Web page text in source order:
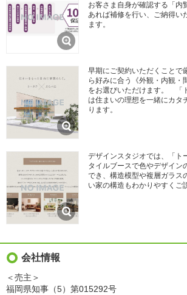
お客さま自身が確認する「内
あれば補修を行い、ご納得い
ます。
早期にご契約いただくことで
ら好みに合う《外観・内観・
をお選びいただけます。 「
は住まいの理想を一緒にカタ
ります。
デザインスタジオでは、「ト
タイルブースで色やデザイン
でき、構造模型や複層ガラス
い家の構造もわかりやすくご
会社情報
＜売主＞
福岡県知事（5）第015292号